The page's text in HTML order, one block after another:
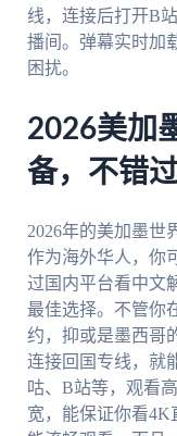
线，连接后打开B
播间。弹幕实时加
困扰。
2026美加
备，不错
2026年的美加墨世
作为海外华人，你
过国内平台看中文
最佳选择。不管你
约，抑或是墨西哥
连接回国专线，
咕、B站等，观看
宽，能保证你看4K